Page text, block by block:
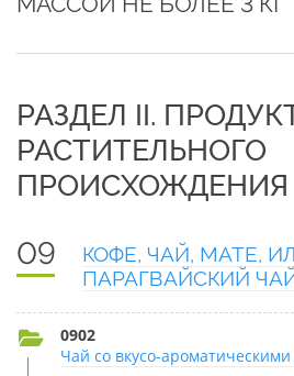
РАЗДЕЛ II.
РАСТИТЕЛЬНОГО
ПРОИСХОЖДЕНИЯ
09
КОФЕ, ЧАЙ, МАТЕ,
ПАРАГВАЙСКИЙ
0902
Чай со вкусо-